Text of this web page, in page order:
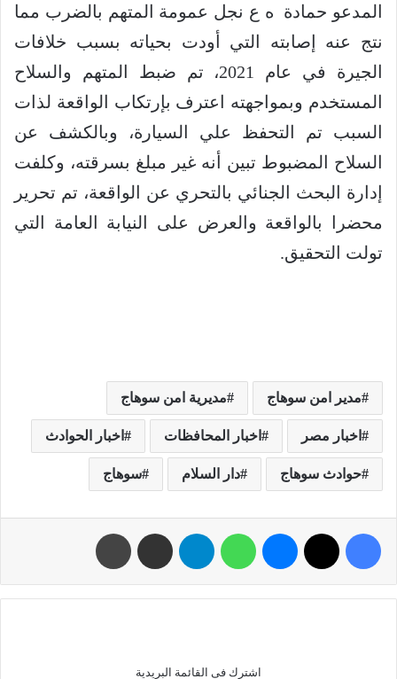
المدعو حمادة ه ع نجل عمومة المتهم بالضرب مما
نتج عنه إصابته التي أودت بحياته بسبب خلافات
الجيرة في عام 2021، تم ضبط المتهم والسلاح
المستخدم وبمواجهته اعترف بإرتكاب الواقعة لذات
السبب تم التحفظ علي السيارة، وبالكشف عن
السلاح المضبوط تبين أنه غير مبلغ بسرقته، وكلفت
إدارة البحث الجنائي بالتحري عن الواقعة، تم تحرير
محضرا بالواقعة والعرض على النيابة العامة التي
تولت التحقيق.
مدير امن سوهاج مديرية امن سوهاج
اخبار مصر اخبار المحافظات اخبار الحوادث
حوادث سوهاج دار السلام سوهاج
اشترك فى القائمة البريدية